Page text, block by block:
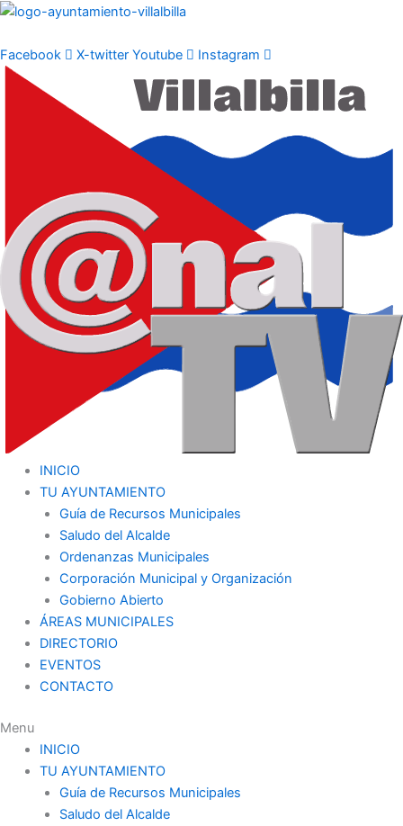
Ir
contenido
Facebook X-twitter Youtube Instagram
INICIO
TU AYUNTAMIENTO
Guía de Recursos Municipales
Saludo del Alcalde
Ordenanzas Municipales
Corporación Municipal y Organización
Gobierno Abierto
ÁREAS MUNICIPALES
DIRECTORIO
EVENTOS
CONTACTO
Menu
INICIO
TU AYUNTAMIENTO
Guía de Recursos Municipales
Saludo del Alcalde